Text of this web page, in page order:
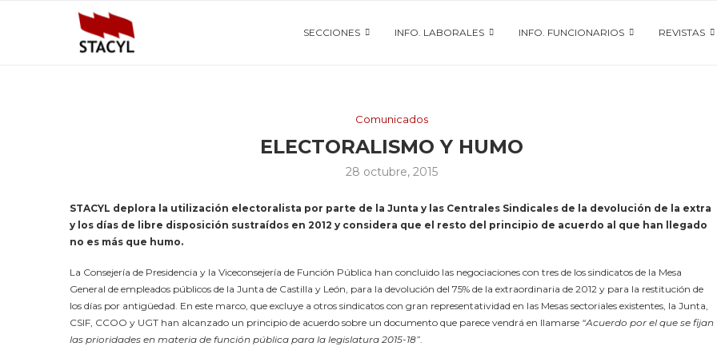
SECCIONES INFO. LABORALES INFO. FUNCIONARIOS REVISTAS
Comunicados
ELECTORALISMO Y HUMO
28 octubre, 2015
STACYL deplora la utilización electoralista por parte de la Junta y las Centrales Sindicales de la devolución de la extra
y los días de libre disposición sustraídos en 2012 y considera que el resto del principio de acuerdo al que han llegado
no es más que humo.
La Consejería de Presidencia y la Viceconsejería de Función Pública han concluido las negociaciones con tres de los sindicatos de la Mesa
General de empleados públicos de la Junta de Castilla y León, para la devolución del 75% de la extraordinaria de 2012 y para la restitución de
los días por antigüedad. En este marco, que excluye a otros sindicatos con gran representatividad en las Mesas sectoriales existentes, la Junta,
CSIF, CCOO y UGT han alcanzado un principio de acuerdo sobre un documento que parece vendrá en llamarse “Acuerdo por el que se fijan
las prioridades en materia de función pública para la legislatura 2015-18”.